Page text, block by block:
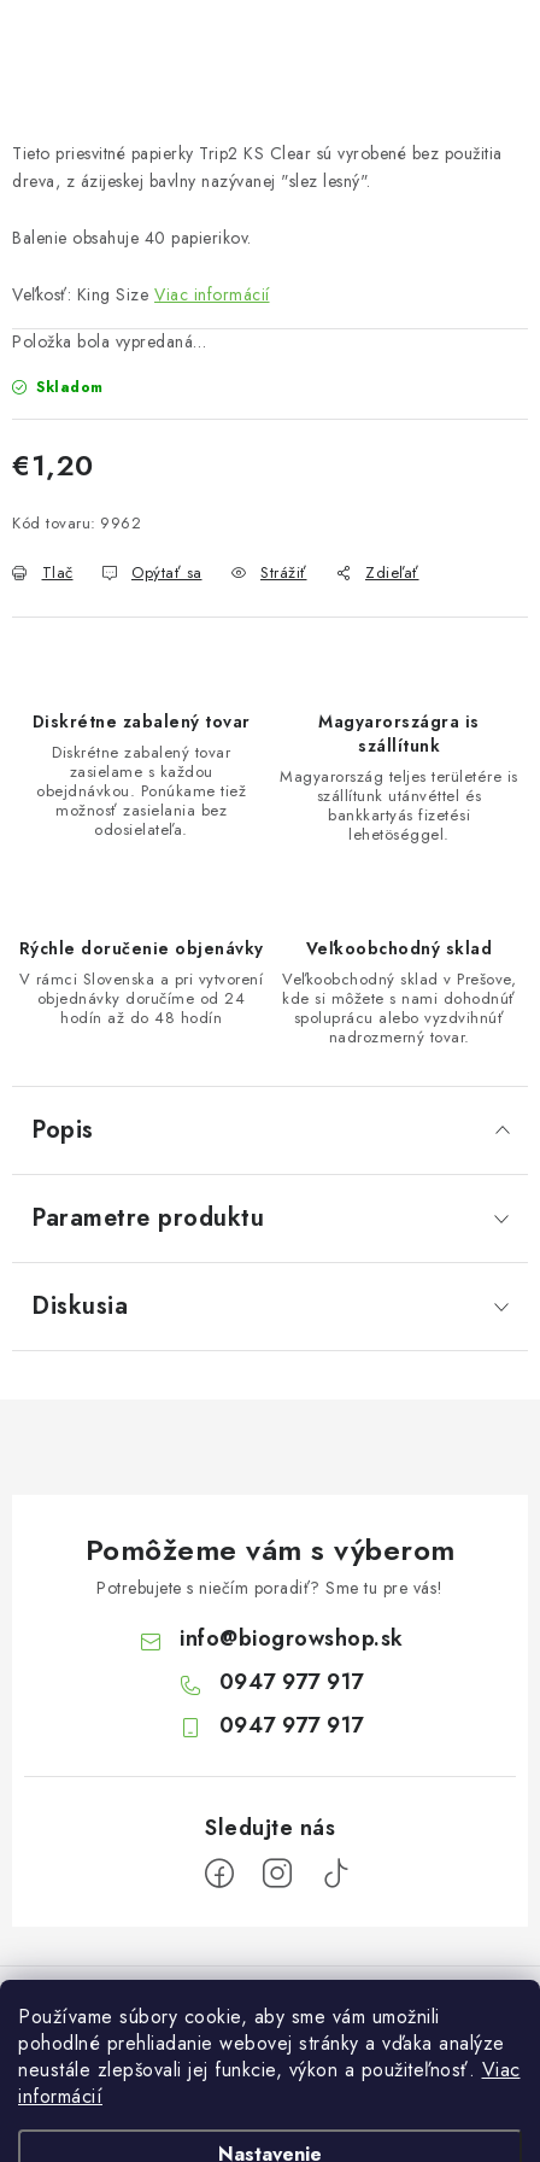
Používame súbory cookie, aby sme vám umožnili
pohodlné prehliadanie webovej stránky a vďaka analýze
neustále zlepšovali jej funkcie, výkon a použiteľnosť. Viac
informácií
Nastavenie
Tieto priesvitné papierky Trip2 KS Clear sú vyrobené bez použitia
dreva, z ázijeskej bavlny nazývanej "slez lesný".
Balenie obsahuje 40 papierikov.
Veľkosť: King Size Viac informácií
Položka bola vypredaná…
Skladom
€1,20
Kód tovaru: 9962
Tlač Opýtať sa Strážiť Zdieľať
Diskrétne zabalený tovar
Diskrétne zabalený tovar
zasielame s každou
obejdnávkou. Ponúkame tiež
možnosť zasielania bez
odosielateľa.
Magyarországra is
szállítunk
Magyarország teljes területére is
szállítunk utánvéttel és
bankkartyás fizetési
lehetöséggel.
Rýchle doručenie objenávky
V rámci Slovenska a pri vytvorení
objednávky doručíme od 24
hodín až do 48 hodín
Veľkoobchodný sklad
Veľkoobchodný sklad v Prešove,
kde si môžete s nami dohodnúť
spoluprácu alebo vyzdvihnúť
nadrozmerný tovar.
Popis
Parametre produktu
Diskusia
Pomôžeme vám s výberom
Potrebujete s niečím poradiť? Sme tu pre vás!
info@biogrowshop.sk
0947 977 917
0947 977 917
á
O nás
Platba a dodanie
Podmienky ochrany osobných údajov
Otvaracie hodiny veľkosklad
Pondelok: 7:30 – 16:00
Utorok: 7:30 – 16:00